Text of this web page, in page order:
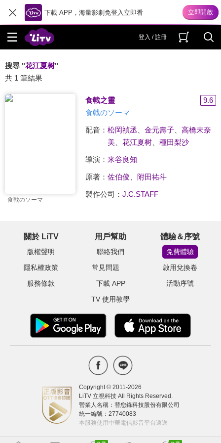
下載 APP，海量影劇免登入立即看
登入 / 註冊
搜尋 "花江夏树"
共 1 筆結果
食戟のソーマ
食戟之靈
9.6
食戟のソーマ
配音： 松岡禎丞 金元壽子、 高橋未奈
美、 花江夏树、 種田梨沙
導演： 米谷良知
原著： 佐伯俊 附田祐斗
製作公司： J.C.STAFF
關於 LiTV
版權聲明
隱私權政策
服務條款
用戶幫助
聯絡我們
常見問題
下載 APP
TV 使用教學
體驗＆序號
免費體驗
啟用兌換卷
活動序號
Copyright © 2011-2026
LiTV 立視科技 All Rights Reserved.
營業人名稱：替您錄科技股份有限公司
統一編號：27740083
本服務使用中華電信影音平台遞送